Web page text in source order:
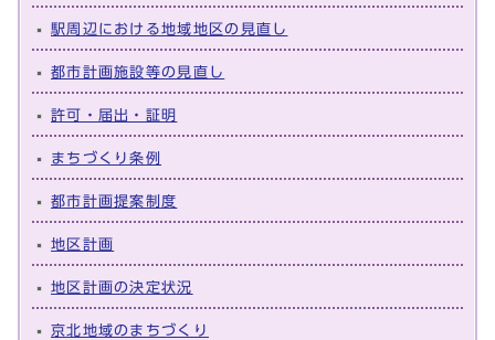
駅周辺における地域地区の見直し
都市計画施設等の見直し
許可・届出・証明
まちづくり条例
都市計画提案制度
地区計画
地区計画の決定状況
京北地域のまちづくり